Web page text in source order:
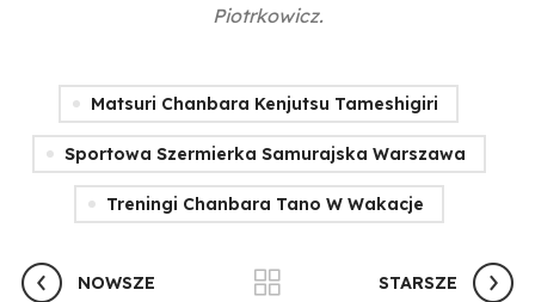
Piotrkowicz.
Matsuri Chanbara Kenjutsu Tameshigiri
Sportowa Szermierka Samurajska Warszawa
Treningi Chanbara Tano W Wakacje
NOWSZE STARSZE